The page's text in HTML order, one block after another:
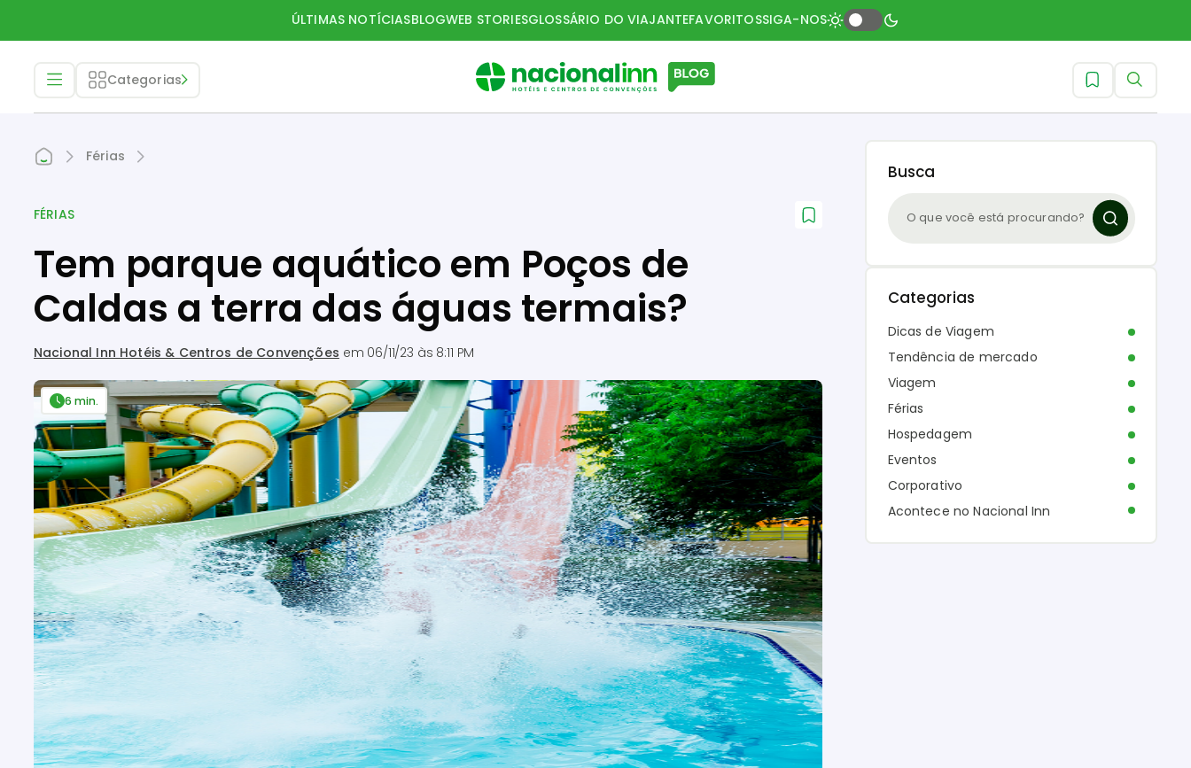
ÚLTIMAS NOTÍCIASBLOGWEB STORIESGLOSSÁRIO DO VIAJANTEFAVORITOSSIGA-NOS
Categorias
Férias
FÉRIAS
Tem parque aquático em Poços de
Caldas a terra das águas termais?
Nacional Inn Hotéis & Centros de Convenções em 06/11/23 às 8:11 PM
6 min.
Busca
Categorias
Dicas de Viagem
Tendência de mercado
Viagem
Férias
Hospedagem
Eventos
Corporativo
Acontece no Nacional Inn